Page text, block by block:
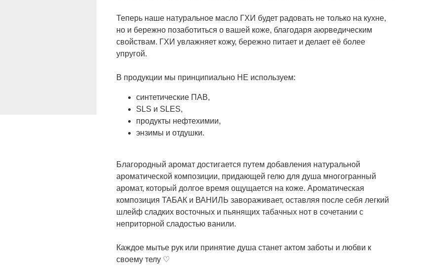
Теперь наше натуральное масло ГХИ будет радовать не только на кухне,
но и бережно позаботиться о вашей коже, благодаря аюрведическим
свойствам. ГХИ увлажняет кожу, бережно питает и делает её более
упругой.
В продукции мы принципиально НЕ используем:
синтетические ПАВ,
SLS и SLES,
продукты нефтехимии,
энзимы и отдушки.
Благородный аромат достигается путем добавления натуральной
ароматической композиции, придающей гелю для душа многогранный
аромат, который долгое время ощущается на коже. Ароматическая
композиция ТАБАК и ВАНИЛЬ завораживает, оставляя после себя легкий
шлейф сладких восточных и пьянящих табачных нот в сочетании с
неприторной сладостью ванили.
Каждое мытье рук или принятие душа станет актом заботы и любви к
своему телу ♡